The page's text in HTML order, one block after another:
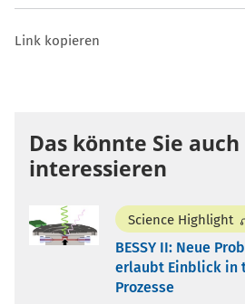
Link kopieren
Das könnte Sie auch
interessieren
Science Highlight
BESSY II: Neue
erlaubt Einblick in
Prozesse